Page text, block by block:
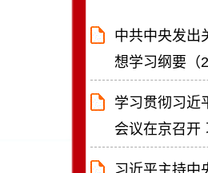
中共中央发出
想学习纲要（
学习贯彻习近
会议在京召开
习近平主持中